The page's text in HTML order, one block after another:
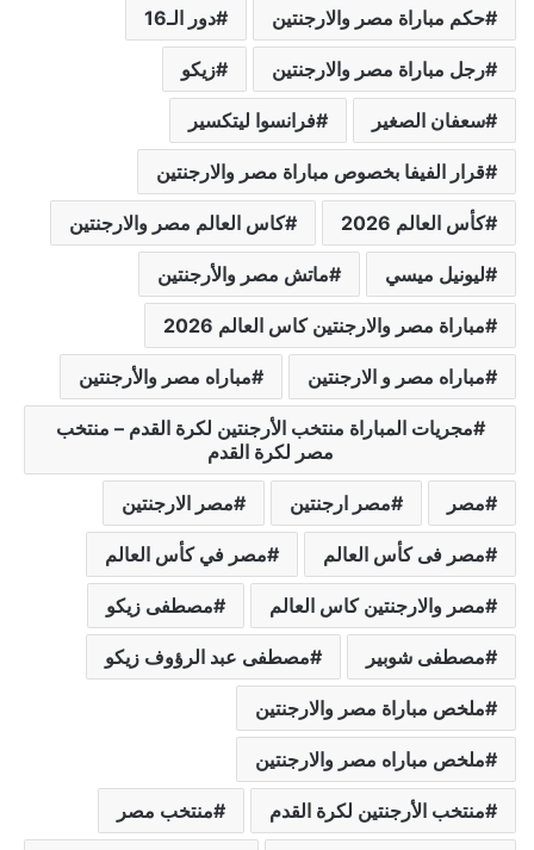
حكم مباراة مصر والارجنتين دور الـ16
رجل مباراة مصر والارجنتين زيكو
سعفان الصغير فرانسوا ليتكسير
قرار الفيفا بخصوص مباراة مصر والارجنتين
كأس العالم 2026 كاس العالم مصر والارجنتين
ليونيل ميسي ماتش مصر والأرجنتين
مباراة مصر والارجنتين كاس العالم 2026
مباراه مصر و الارجنتين مباراه مصر والأرجنتين
مجريات المباراة منتخب الأرجنتين لكرة القدم – منتخب
مصر لكرة القدم
مصر مصر ارجنتين مصر الارجنتين
مصر فى كأس العالم مصر في كأس العالم
مصر والارجنتين كاس العالم مصطفى زيكو
مصطفى شوبير مصطفى عبد الرؤوف زيكو
ملخص مباراة مصر والارجنتين
ملخص مباراه مصر والارجنتين
منتخب الأرجنتين لكرة القدم منتخب مصر